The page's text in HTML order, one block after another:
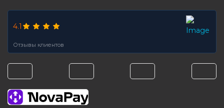
4.1
Отзывы клиентов